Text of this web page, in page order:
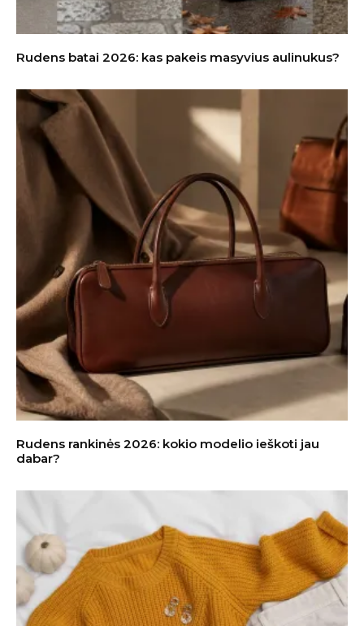
Rudens batai 2026: kas pakeis masyvius aulinukus?
Rudens rankinės 2026: kokio modelio ieškoti jau
dabar?